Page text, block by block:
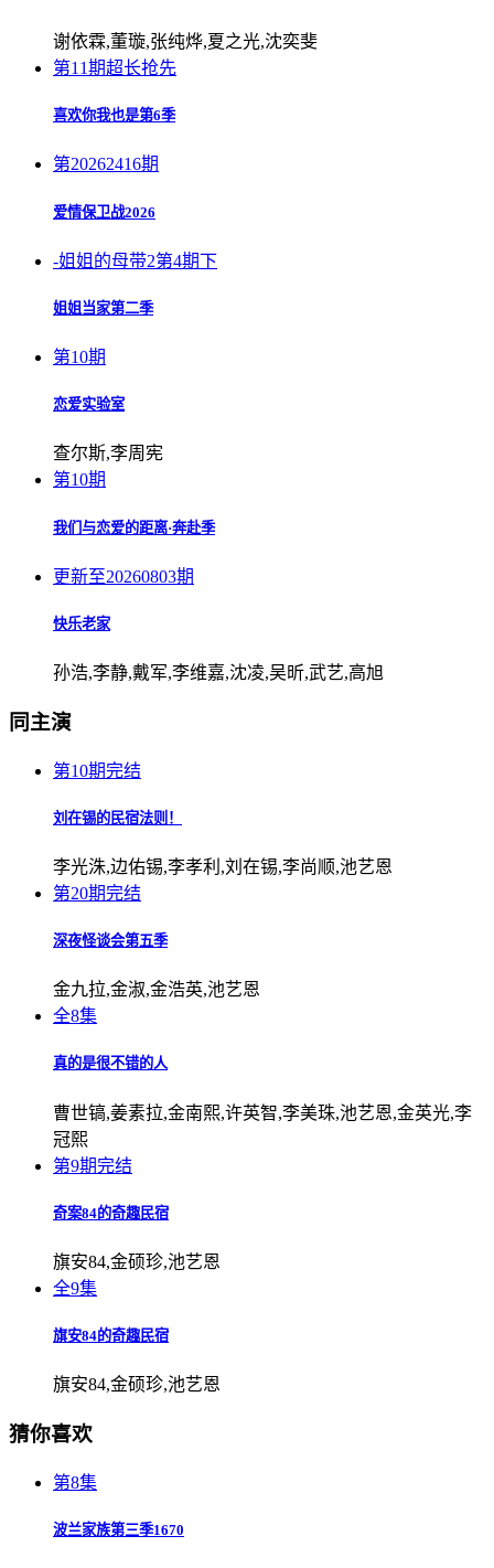
谢依霖,董璇,张纯烨,夏之光,沈奕斐
第11期超长抢先
喜欢你我也是第6季
第20262416期
爱情保卫战2026
-姐姐的母带2第4期下
姐姐当家第二季
第10期
恋爱实验室
查尔斯,李周宪
第10期
我们与恋爱的距离·奔赴季
更新至20260803期
快乐老家
孙浩,李静,戴军,李维嘉,沈凌,吴昕,武艺,高旭
同主演
第10期完结
刘在锡的民宿法则！
李光洙,边佑锡,李孝利,刘在锡,李尚顺,池艺恩
第20期完结
深夜怪谈会第五季
金九拉,金淑,金浩英,池艺恩
全8集
真的是很不错的人
曹世镐,姜素拉,金南熙,许英智,李美珠,池艺恩,金英光,李
冠熙
第9期完结
奇案84的奇趣民宿
旗安84,金硕珍,池艺恩
全9集
旗安84的奇趣民宿
旗安84,金硕珍,池艺恩
猜你喜欢
第8集
波兰家族第三季1670